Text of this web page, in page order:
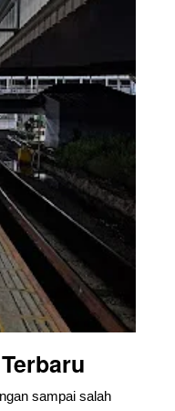
Terbaru
sampai salah